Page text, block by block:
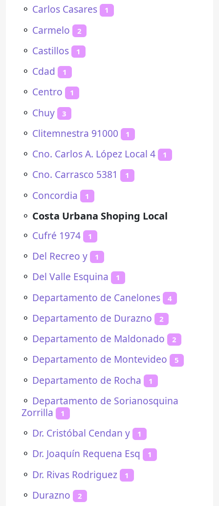
⚬ Carlos Casares 1
⚬ Carmelo 2
⚬ Castillos 1
⚬ Cdad 1
⚬ Centro 1
⚬ Chuy 3
⚬ Clitemnestra 91000 1
⚬ Cno. Carlos A. López Local 4 1
⚬ Cno. Carrasco 5381 1
⚬ Concordia 1
⚬ Costa Urbana Shoping Local
⚬ Cufré 1974 1
⚬ Del Recreo y 1
⚬ Del Valle Esquina 1
⚬ Departamento de Canelones 4
⚬ Departamento de Durazno 2
⚬ Departamento de Maldonado 2
⚬ Departamento de Montevideo 5
⚬ Departamento de Rocha 1
⚬ Departamento de Sorianosquina
Zorrilla
1
⚬ Dr. Cristóbal Cendan y 1
⚬ Dr. Joaquín Requena Esq 1
⚬ Dr. Rivas Rodriguez 1
⚬ Durazno 2